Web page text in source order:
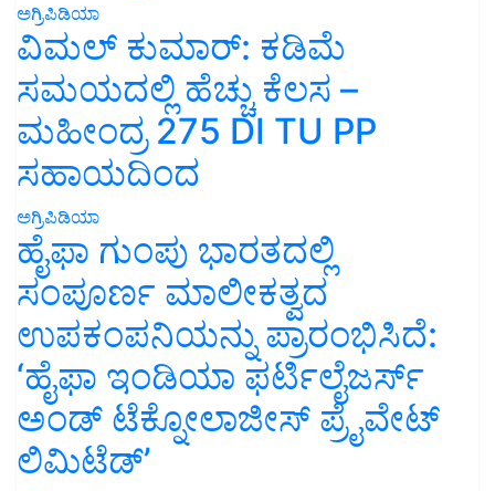
ಅಗ್ರಿಪಿಡಿಯಾ
ವಿಮಲ್ ಕುಮಾರ್: ಕಡಿಮೆ
ಸಮಯದಲ್ಲಿ ಹೆಚ್ಚು ಕೆಲಸ –
ಮಹೀಂದ್ರ 275 DI TU PP
ಸಹಾಯದಿಂದ
ಅಗ್ರಿಪಿಡಿಯಾ
ಹೈಫಾ ಗುಂಪು ಭಾರತದಲ್ಲಿ
ಸಂಪೂರ್ಣ ಮಾಲೀಕತ್ವದ
ಉಪಕಂಪನಿಯನ್ನು ಪ್ರಾರಂಭಿಸಿದೆ:
‘ಹೈಫಾ ಇಂಡಿಯಾ ಫರ್ಟಿಲೈಜರ್ಸ್
ಅಂಡ್ ಟೆಕ್ನೋಲಾಜೀಸ್ ಪ್ರೈವೇಟ್
ಲಿಮಿಟೆಡ್’